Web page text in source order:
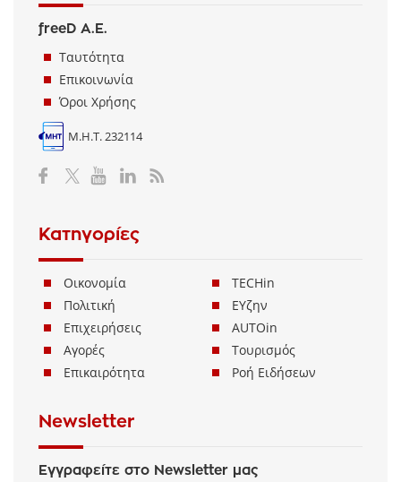
freeD Α.Ε.
Ταυτότητα
Επικοινωνία
Όροι Χρήσης
Μ.Η.Τ. 232114
Κατηγορίες
Οικονομία
Πολιτική
Επιχειρήσεις
Αγορές
Επικαιρότητα
TECHin
ΕΥζην
AUTOin
Τουρισμός
Ροή Ειδήσεων
Newsletter
Εγγραφείτε στο Newsletter μας